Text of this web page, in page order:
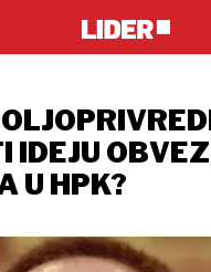
IDEJU
U HPK?